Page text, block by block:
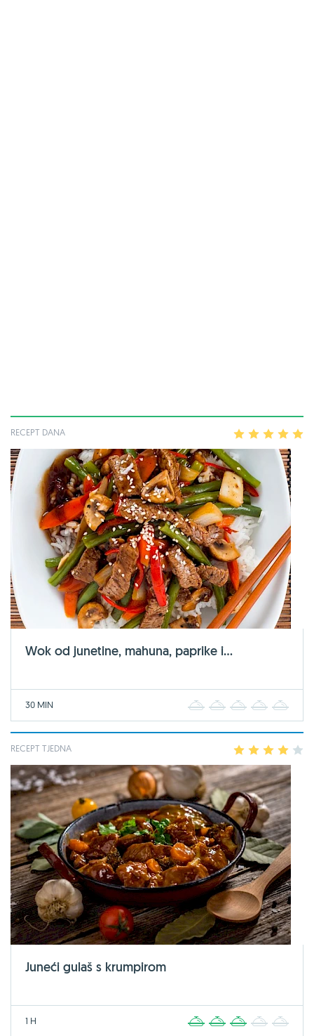
RECEPT DANA 2 3 4
Wok od junetine, mahuna, paprike i...
30 MIN 2 3 4
RECEPT TJEDNA 2 3 4
Juneći gulaš s krumpirom
1 H 2 3 4